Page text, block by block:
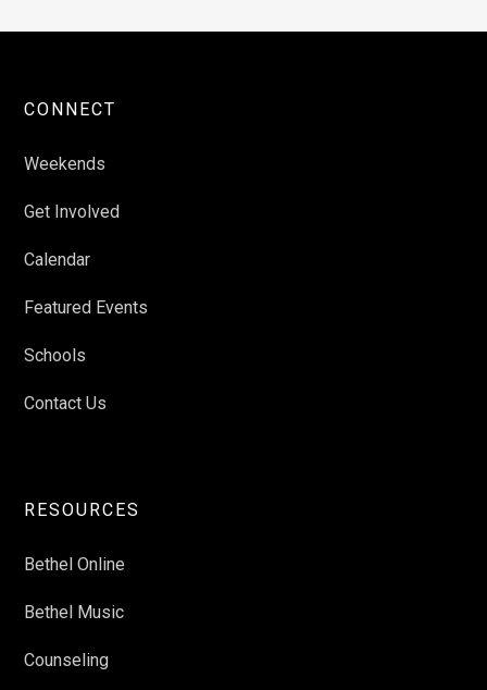
CONNECT
Weekends
Get Involved
Calendar
Featured Events
Schools
Contact Us
RESOURCES
Bethel Online
Bethel Music
Counseling